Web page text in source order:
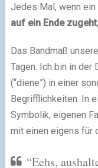
Jedes Mal, wenn
auf ein Ende
Das Bandmaß
Tagen. Ich bin in der
(“diene”) in einer
Begrifflichkeiten. In
Symbolik, eigenen
mit einen eigens für
“Eehs,